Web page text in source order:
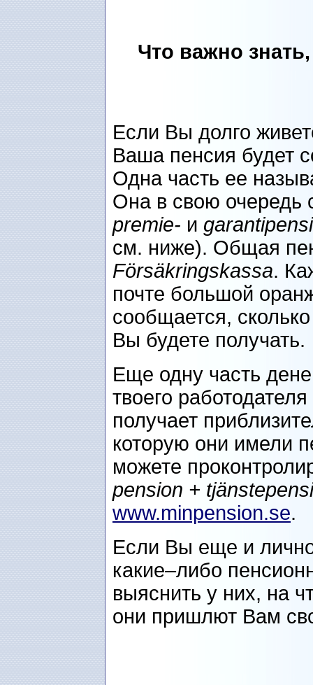
Что важно
Если Вы долго
Ваша пенсия будет
Одна часть ее
Она в свою очередь
premie- и
см. ниже). Общая
Försäkringskassa.
почте большой
сообщается,
Вы будете получать.
Еще одну часть
твоего работодателя
получает
которую они имели
можете
pension +
www.minpension.se.
Если Вы еще и
какие–либо
выяснить у них, на
они пришлют Вам